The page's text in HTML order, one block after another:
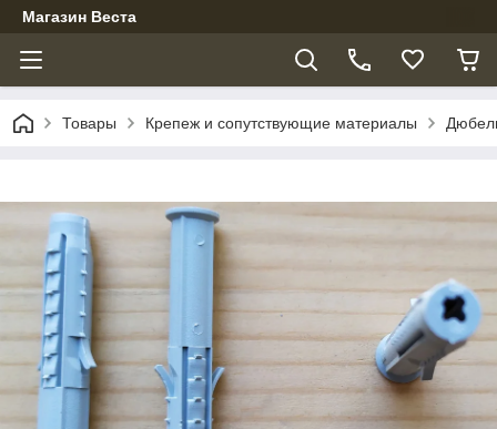
Магазин Веста
Товары Крепеж и сопутствующие материалы